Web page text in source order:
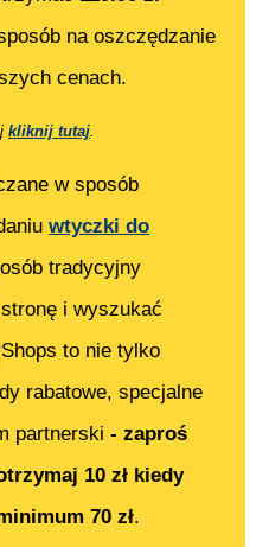
na oszczędzanie
cenach.
kliknij tutaj.
w sposób
wtyczki do
tradycyjny
i wyszukać
to nie tylko
rabatowe, specjalne
partnerski - zaproś
10 zł kiedy
70 zł.